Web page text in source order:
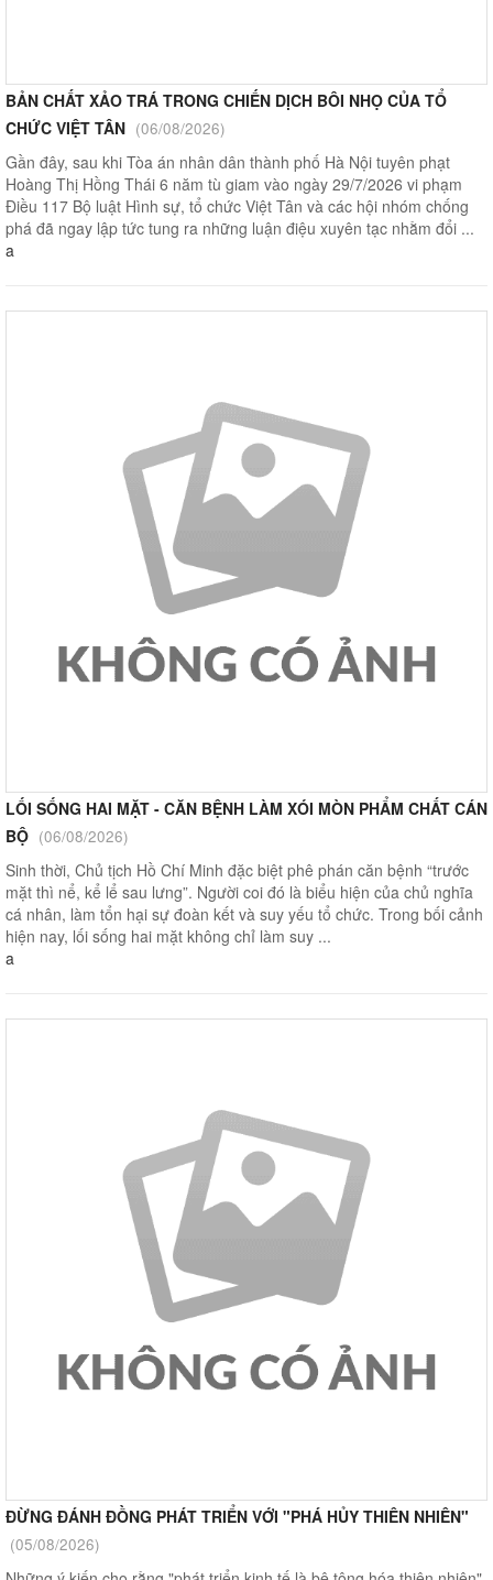
BẢN CHẤT XẢO TRÁ TRONG CHIẾN DỊCH BÔI NHỌ CỦA TỔ
CHỨC VIỆT TÂN (06/08/2026)
Gần đây, sau khi Tòa án nhân dân thành phố Hà Nội tuyên phạt
Hoàng Thị Hồng Thái 6 năm tù giam vào ngày 29/7/2026 vi phạm
Điều 117 Bộ luật Hình sự, tổ chức Việt Tân và các hội nhóm chống
phá đã ngay lập tức tung ra những luận điệu xuyên tạc nhằm đổi ...
a
LỐI SỐNG HAI MẶT - CĂN BỆNH LÀM XÓI MÒN PHẨM CHẤT CÁN
BỘ (06/08/2026)
Sinh thời, Chủ tịch Hồ Chí Minh đặc biệt phê phán căn bệnh “trước
mặt thì nể, kể lể sau lưng”. Người coi đó là biểu hiện của chủ nghĩa
cá nhân, làm tổn hại sự đoàn kết và suy yếu tổ chức. Trong bối cảnh
hiện nay, lối sống hai mặt không chỉ làm suy ...
a
ĐỪNG ĐÁNH ĐỒNG PHÁT TRIỂN VỚI "PHÁ HỦY THIÊN NHIÊN"
(05/08/2026)